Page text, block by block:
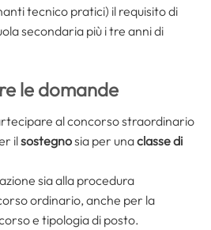
tecnico pratici) il requisito di
secondaria più i tre anni di
le domande
al concorso straordinario
ilsostegnosia per unaclasse di
sia alla procedura
ordinario, anche per la
e tipologia di posto.